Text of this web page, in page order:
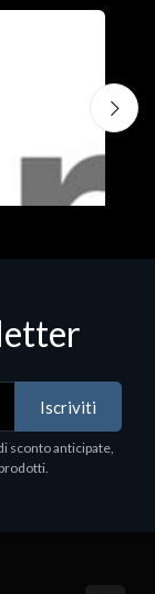
Iscriviti
sconto anticipate,